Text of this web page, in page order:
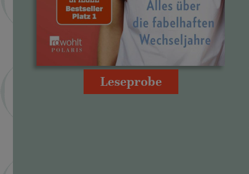
Leseprobe